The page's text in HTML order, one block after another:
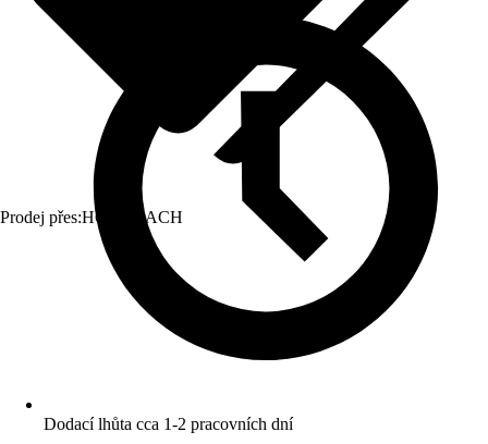
Prodej přes:HORNBACH
Dodací lhůta cca 1-2 pracovních dní